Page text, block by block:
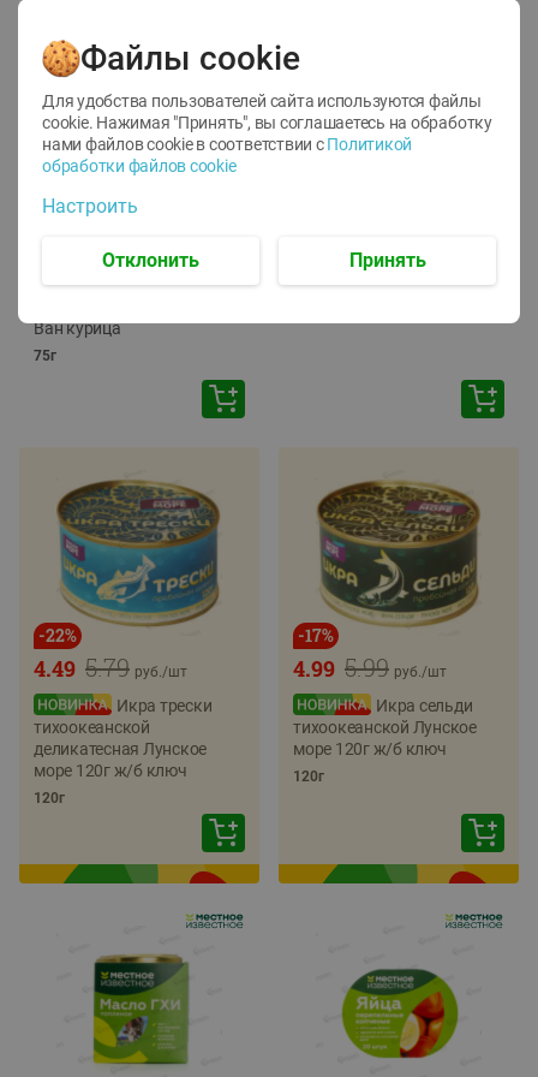
12
1.05 руб./
руб./шт
Корм влаж. для кош. с
Ван курица
75г
ТОФУ Vegetus ТВЕРДЫЙ
-22%
5.79
4.49 руб./шт
Икра трески
тихоокеанской
деликатесная Лунское
море 120г ж/б ключ
120г
-17%
5.99
4.99 руб./шт
Икра сельди
тихоокеанской Лунское
море 120г ж/б ключ
120г
Файлы cookie
Для удобства пользователей сайта используются файлы
cookie. Нажимая "Принять", вы соглашаетесь на обработку
нами файлов cookie в соответствии с Политикой
обработки файлов cookie
Настроить
Отклонить Принять